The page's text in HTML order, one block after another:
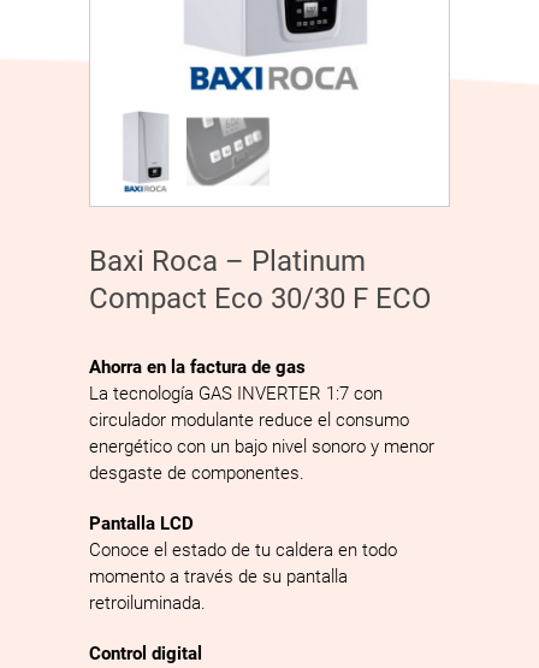
Baxi Roca – Platinum
Compact Eco 30/30 F ECO
Ahorra en la factura de gas
La tecnología GAS INVERTER 1:7 con
circulador modulante reduce el consumo
energético con un bajo nivel sonoro y menor
desgaste de componentes.
Pantalla LCD
Conoce el estado de tu caldera en todo
momento a través de su pantalla
retroiluminada.
Control digital